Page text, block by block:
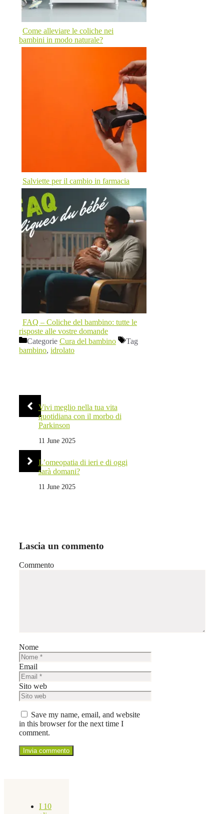
Come alleviare le coliche nei
bambini in modo naturale?
Salviette per il cambio in farmacia
FAQ – Coliche del bambino: tutte le
risposte alle vostre domande
Categorie Cura del bambino
Tag
bambino, idrolato
Vivi meglio nella tua vita
quotidiana con il morbo di
Parkinson
11 June 2025
L’omeopatia di ieri e di oggi
sarà domani?
11 June 2025
Lascia un commento
Commento
Nome
Email
Sito web
Save my name, email, and website
in this browser for the next time I
comment.
I 10